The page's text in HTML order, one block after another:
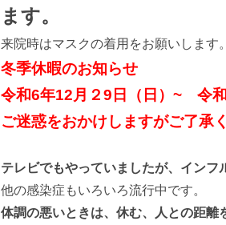
ます。
来院時はマスクの着用をお願いします。
冬季休暇のお知らせ
令和6年12月２9日（日）~ 令
ご迷惑をおかけしますがご了承
テレビでもやっていましたが、インフ
他の感染症もいろいろ流行中です。
体調の悪いときは、休む、人との距離